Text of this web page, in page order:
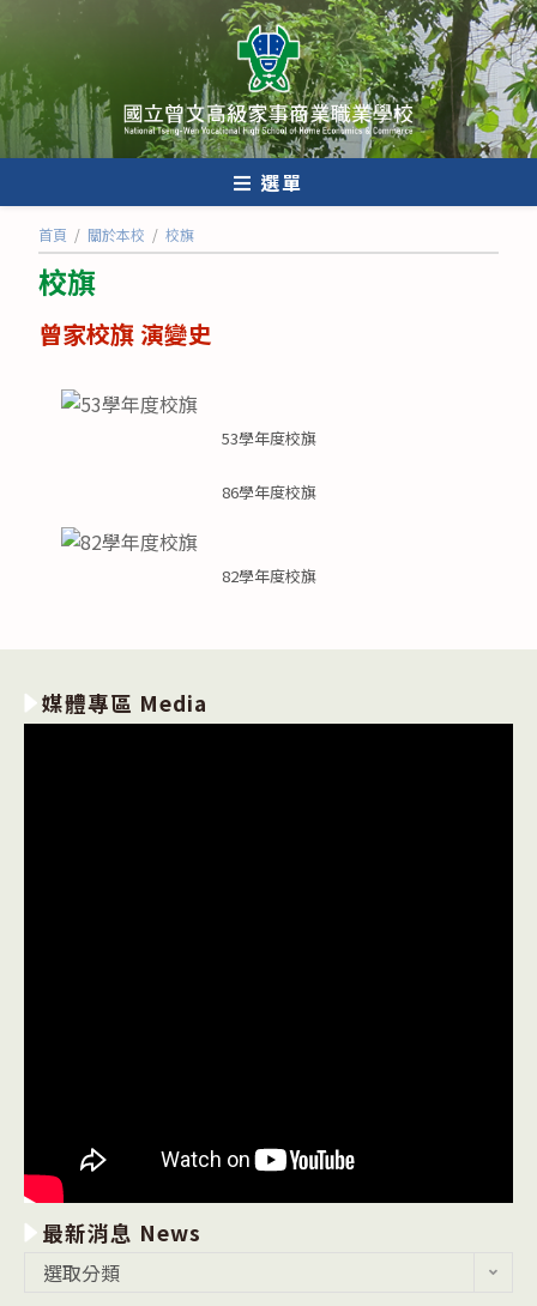
轉
至
主
要
內
選單
校旗
首頁 / 關於本校 / 校旗
曾家校旗 演變史
53學年度校旗
86學年度校旗
82學年度校旗
媒體專區 Media
最新消息 News
選取分類